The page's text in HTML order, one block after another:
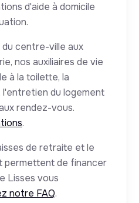
d'aide à domicile
centre-ville aux
nos auxiliaires de vie
à la toilette, la
l'entretien du logement
rendez-vous.
.
de retraite et le
permettent de financer
Lisses vous
notre FAQ.